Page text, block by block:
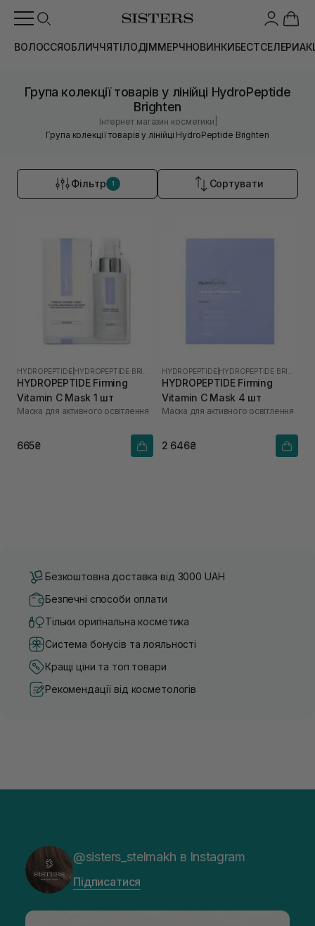
ВОЛОССЯОБЛИЧЧЯТІЛОДІММЕРЧНОВИНКИБЕСТСЕЛЕРИ
Група колекції товарів у лінійці HydroPeptide
Brighten
Інтернет магазин косметики
Група колекції товарів у лінійці HydroPeptide Brighten
Фільтр 1 Сортувати
HYDROPEPTIDE
HYDROPEPTIDE Firming
Vitamin C Mask 1 шт
Маска для активного освітлення
665₴
HYDROPEPTIDE
HYDROPEPTIDE Firming
Vitamin C Mask 4 шт
Маска для активного освітлення
2 646₴
Безкоштовна доставка від 3000 UAH
Безпечні способи оплати
Тільки оригінальна косметика
Система бонусів та лояльності
Кращі ціни та топ товари
Рекомендації від косметологів
@sisters_stelmakh в Instagram
Підписатися